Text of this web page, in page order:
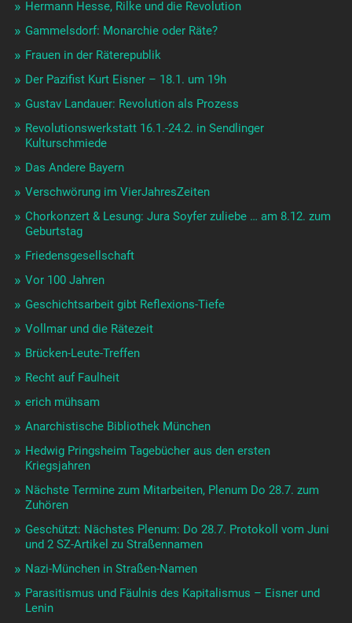
Hermann Hesse, Rilke und die Revolution
Gammelsdorf: Monarchie oder Räte?
Frauen in der Räterepublik
Der Pazifist Kurt Eisner – 18.1. um 19h
Gustav Landauer: Revolution als Prozess
Revolutionswerkstatt 16.1.-24.2. in Sendlinger
Kulturschmiede
Das Andere Bayern
Verschwörung im VierJahresZeiten
Chorkonzert & Lesung: Jura Soyfer zuliebe … am 8.12. zum
Geburtstag
Friedensgesellschaft
Vor 100 Jahren
Geschichtsarbeit gibt Reflexions-Tiefe
Vollmar und die Rätezeit
Brücken-Leute-Treffen
Recht auf Faulheit
erich mühsam
Anarchistische Bibliothek München
Hedwig Pringsheim Tagebücher aus den ersten
Kriegsjahren
Nächste Termine zum Mitarbeiten, Plenum Do 28.7. zum
Zuhören
Geschützt: Nächstes Plenum: Do 28.7. Protokoll vom Juni
und 2 SZ-Artikel zu Straßennamen
Nazi-München in Straßen-Namen
Parasitismus und Fäulnis des Kapitalismus – Eisner und
Lenin